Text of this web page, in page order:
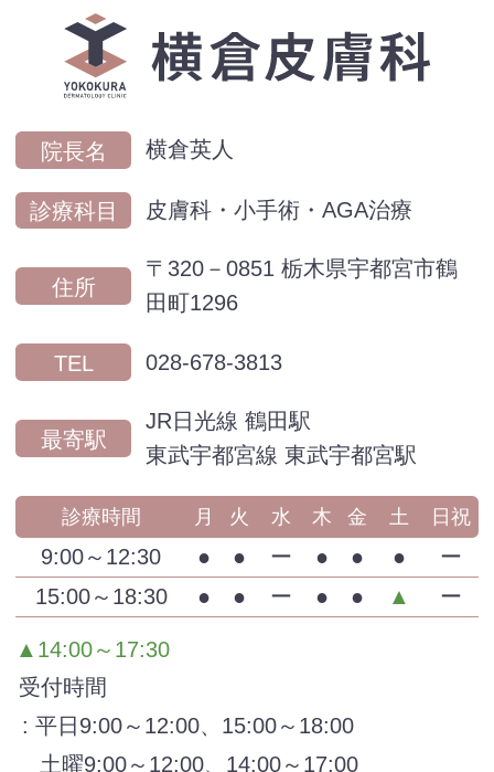
院長名 横倉英人
診療科目 皮膚科・小手術・AGA治療
住所
〒320－0851 栃木県宇都宮市鶴
田町1296
TEL 028-678-3813
最寄駅
JR日光線 鶴田駅
東武宇都宮線 東武宇都宮駅
診療時間 月 火 水 木 金 土 日祝
9:00～12:30 ● ● ー ● ● ●
ー
15:00～18:30
● ● ー ● ● ▲ ー
▲14:00～17:30
受付時間
: 平日9:00～12:00、15:00～18:00
土曜9:00～12:00、14:00～17:00